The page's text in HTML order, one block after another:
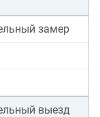
замер
выезд